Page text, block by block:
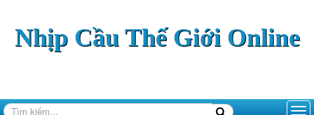
Nhịp Cầu Thế Giới Online